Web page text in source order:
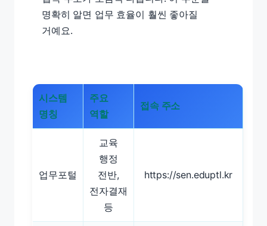
명확히 알면 업무 효율이 훨씬 좋아질
거예요.
시스템
명칭
주요
역할
접속 주소
업무포털
교육
행정
전반,
전자결재
등
https://sen.eduptl.kr